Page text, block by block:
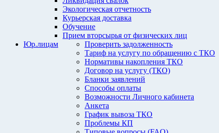
Экологическая отчетность
Курьерская доставка
Обучение
Прием вторсырья от физических лиц
Проверить задолженность
Тариф на услугу по обращению с ТКО
Нормативы накопления ТКО
Договор на услугу (ТКО)
Бланки заявлений
Способы оплаты
Возможности Личного кабинета
Анкета
График вывоза ТКО
Проблемы КП
Юр.лицам